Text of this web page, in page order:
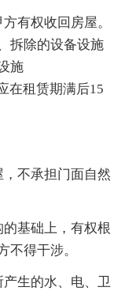
有权收回房屋。
拆除的设备设施
施
在租赁期满后15
不承担门面自然
基础上，有权根
不得干涉。
生的水、电、卫